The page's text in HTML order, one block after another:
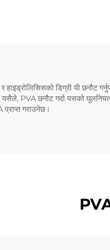
हाइड्रोलिसिसको डिग्री यी छनौट
यसैले, PVA छनौट गर्दा यसको
गराउनेछ।